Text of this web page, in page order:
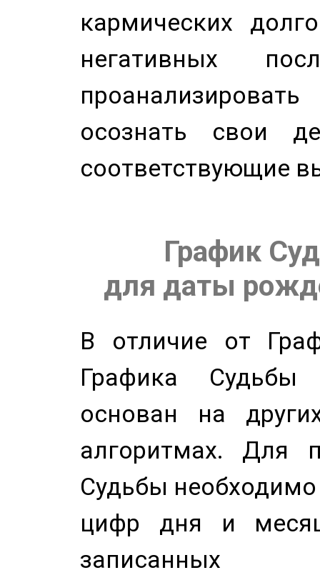
кармических
негативных
осознать свои
соответствующие
График
для даты
В отличие от
Графика
основан на
алгоритмах. Для
Судьбы
цифр дня и
записанных